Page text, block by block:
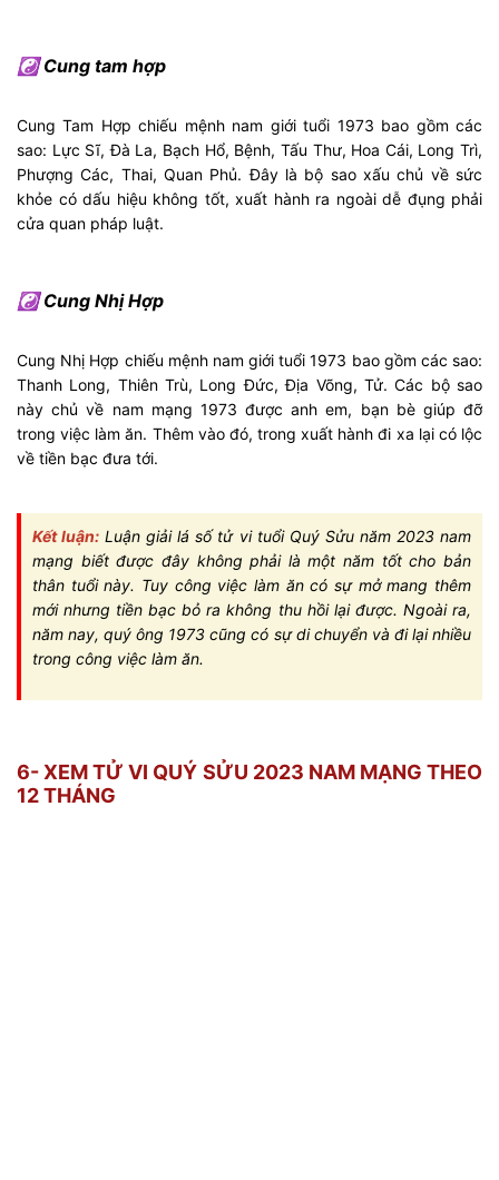
☯ Cung tam hợp
Cung Tam Hợp chiếu mệnh nam giới tuổi 1973 bao gồm các
sao: Lực Sĩ, Đà La, Bạch Hổ, Bệnh, Tấu Thư, Hoa Cái, Long Trì,
Phượng Các, Thai, Quan Phủ. Đây là bộ sao xấu chủ về sức
khỏe có dấu hiệu không tốt, xuất hành ra ngoài dễ đụng phải
cửa quan pháp luật.
☯ Cung Nhị Hợp
Cung Nhị Hợp chiếu mệnh nam giới tuổi 1973 bao gồm các sao:
Thanh Long, Thiên Trù, Long Đức, Địa Võng, Tử. Các bộ sao
này chủ về nam mạng 1973 được anh em, bạn bè giúp đỡ
trong việc làm ăn. Thêm vào đó, trong xuất hành đi xa lại có lộc
về tiền bạc đưa tới.
Kết luận: Luận giải lá số tử vi tuổi Quý Sửu năm 2023 nam
mạng biết được đây không phải là một năm tốt cho bản
thân tuổi này. Tuy công việc làm ăn có sự mở mang thêm
mới nhưng tiền bạc bỏ ra không thu hồi lại được. Ngoài ra,
năm nay, quý ông 1973 cũng có sự di chuyển và đi lại nhiều
trong công việc làm ăn.
6- XEM TỬ VI QUÝ SỬU 2023 NAM MẠNG THEO
12 THÁNG